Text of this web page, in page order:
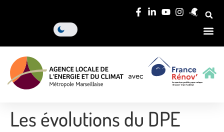
Les évolutions du DPE